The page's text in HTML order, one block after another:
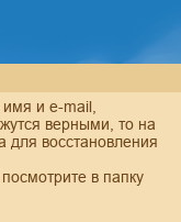
и e-mail,
верными, то на
для восстановления
в папку